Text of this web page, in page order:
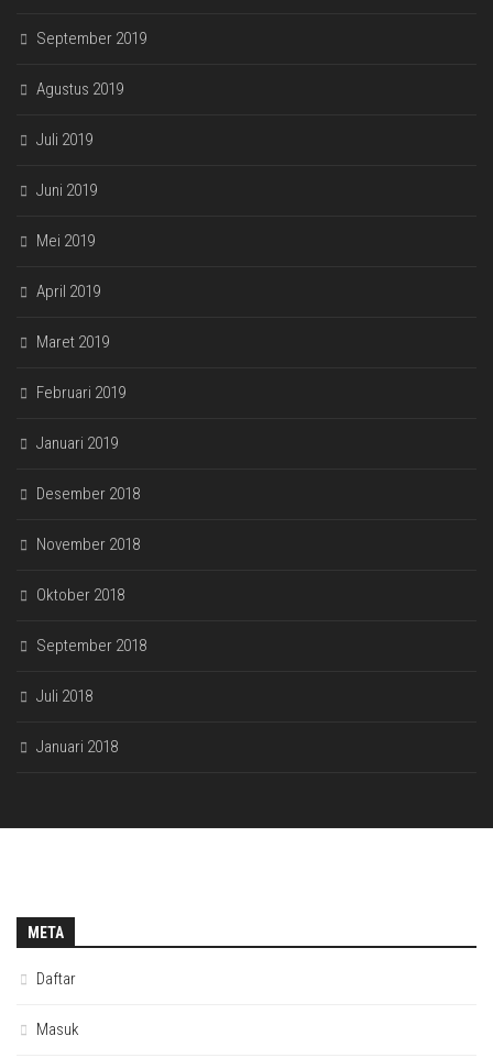
September 2019
Agustus 2019
Juli 2019
Juni 2019
Mei 2019
April 2019
Maret 2019
Februari 2019
Januari 2019
Desember 2018
November 2018
Oktober 2018
September 2018
Juli 2018
Januari 2018
META
Daftar
Masuk